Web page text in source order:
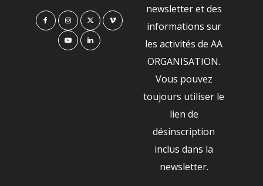
newsletter et des
informations sur
les activités de AA
ORGANISATION.
Vous pouvez
toujours utiliser le
lien de
désinscription
inclus dans la
newsletter.